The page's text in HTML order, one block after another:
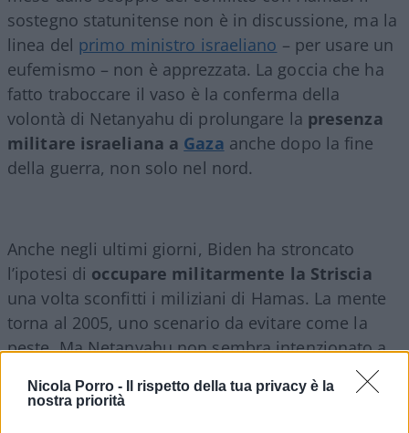
Nicola Porro -
Il rispetto della tua privacy è la
nostra priorità
sostegno statunitense non è in discussione, ma la
linea del primo ministro israeliano – per usare un
eufemismo – non è apprezzata. La goccia che ha
fatto traboccare il vaso è la conferma della
volontà di Netanyahu di prolungare la presenza
militare israeliana a Gaza anche dopo la fine
della guerra, non solo nel nord.
Anche negli ultimi giorni, Biden ha stroncato
l’ipotesi di occupare militarmente la Striscia
una volta sconfitti i miliziani di Hamas. La mente
torna al 2005, uno scenario da evitare come la
peste. Ma Netanyahu non sembra intenzionato a
responsabilità della sicurezza nella Striscia resterà